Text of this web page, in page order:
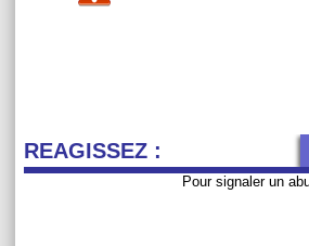
REAGISSEZ :
Pour signaler un